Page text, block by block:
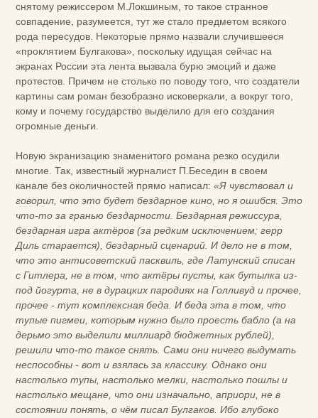
снятому режиссером М.Локшиным, то такое странное
совпадение, разумеется, тут же стало предметом всякого
рода пересудов. Некоторые прямо назвали случившееся
«проклятием Булгакова», поскольку идущая сейчас на
экранах России эта лента вызвала бурю эмоций и даже
протестов. Причем не столько по поводу того, что создатели
картины сам роман безобразно исковеркали, а вокруг того,
кому и почему государство выделило для его создания
огромные деньги.
Новую экранизацию знаменитого романа резко осудили
многие. Так, известный журналист П.Беседин в своем
канале без околичностей прямо написал: «Я чувствовал и
говорил, что это будет бездарное кино, но я ошибся. Это
что-то за гранью бездарности. Бездарная режиссура,
бездарная игра актёров (за редким исключением; герр
Диль старается), бездарный сценарий. И дело не в том,
что это антисоветский пасквиль, где Латунский списан
с Гитлера, не в том, что актёры пусты, как бутылка из-
под йогурта, не в дурацких пародиях на Голливуд и прочее,
прочее - тут комплексная беда. И беда эта в том, что
тупые пигмеи, которым нужно было проесть бабло (а на
дерьмо это выделили миллиард бюджетных рублей),
решили что-то такое снять. Сами они ничего выдумать
неспособны - вот и взялась за классику. Однако они
настолько тупы, настолько мелки, настолько пошлы и
настолько мещане, что они изначально, априори, не в
состоянии понять, о чём писал Булгаков. Ибо глубоко